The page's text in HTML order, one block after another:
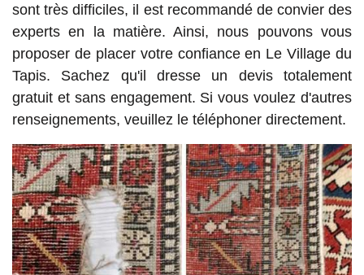
sont très difficiles, il est recommandé de convier des
experts en la matière. Ainsi, nous pouvons vous
proposer de placer votre confiance en Le Village du
Tapis. Sachez qu'il dresse un devis totalement
gratuit et sans engagement. Si vous voulez d'autres
renseignements, veuillez le téléphoner directement.